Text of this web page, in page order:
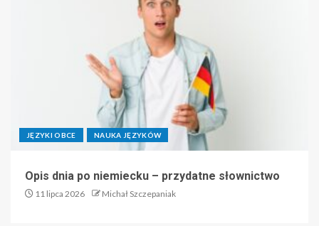
JĘZYKI OBCE NAUKA JĘZYKÓW
Opis dnia po niemiecku – przydatne słownictwo
11 lipca 2026 Michał Szczepaniak